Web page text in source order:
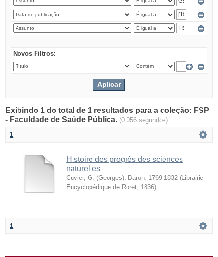
Novos Filtros:
Exibindo 1 do total de 1 resultados para a coleção: FSP
- Faculdade de Saúde Pública. (0.056 segundos)
1
Histoire des progrès des sciences
naturelles
Cuvier, G. (Georges), Baron, 1769-1832 ( Librairie
Encyclopédique de Roret 1836)
1